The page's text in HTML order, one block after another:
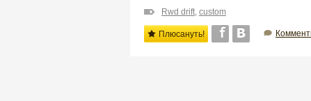
Rwd drift, custom
Плюсануть!